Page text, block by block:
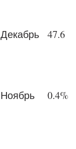
Декабрь 47.6
Ноябрь 0.4%